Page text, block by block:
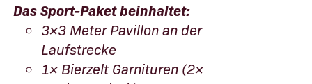
Das Sport-Paket beinhaltet:
3×3 Meter Pavillon an der
Laufstrecke
1× Bierzelt Garnituren (2×